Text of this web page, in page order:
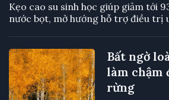
Kẹo cao su sinh học giúp giảm tới
nước bọt, mở hướng hỗ trợ điều trị
Bất ngờ
làm chậm
rừng